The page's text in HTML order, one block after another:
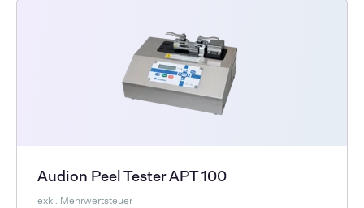
Audion Peel Tester APT 100
exkl. Mehrwertsteuer